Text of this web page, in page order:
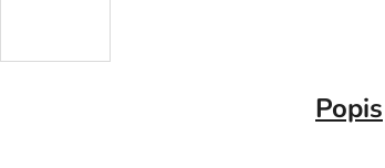
Popis